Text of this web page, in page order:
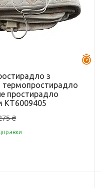
з
термопростирадло
простирадло
KT6009405
₴